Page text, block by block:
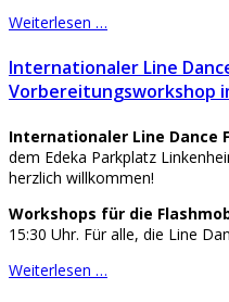
Weiterlesen …
Internationaler Line
Vorbereitungsworkshop
Internationaler Line Dance
dem Edeka Parkplatz
herzlich willkommen!
Workshops für die
15:30 Uhr. Für alle, die Line
Weiterlesen …